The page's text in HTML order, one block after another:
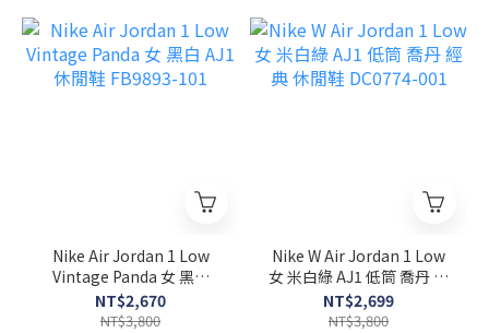
Nike Air Jordan 1 Low
Vintage Panda 女 黑白
AJ1 休閒鞋 FB9893-101
NT$2,670
NT$3,800
Nike W Air Jordan 1 Low
女 米白綠 AJ1 低筒 喬丹 經
典 休閒鞋 DC0774-001
NT$2,699
NT$3,800